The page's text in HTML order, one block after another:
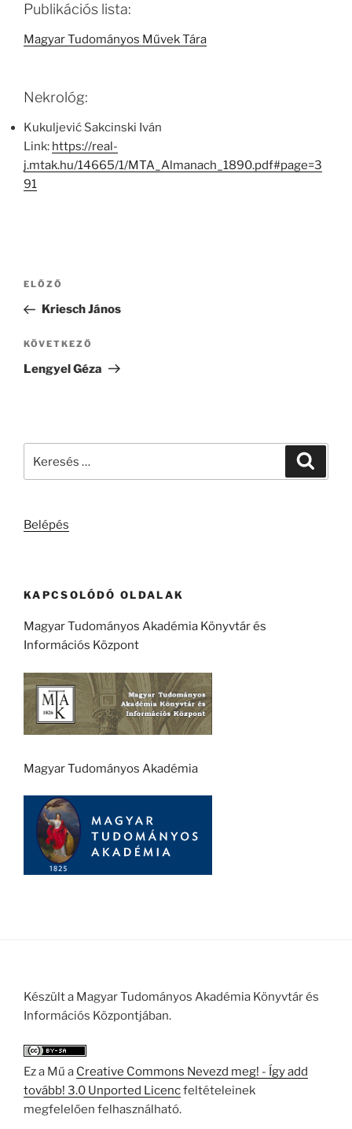
Publikációs lista:
Magyar Tudományos Művek Tára
Nekrológ:
Kukuljević Sakcinski Iván
Link: https://real-
j.mtak.hu/14665/1/MTA_Almanach_1890.pdf#page=3
91
Bejegyzés
Korábbi
bejegyzés
ELŐZŐ
Kriesch János
Következő
bejegyzés
KÖVETKEZŐ
Lengyel Géza
Belépés
KAPCSOLÓDÓ OLDALAK
Magyar Tudományos Akadémia Könyvtár és
Információs Központ
Magyar Tudományos Akadémia
Készült a Magyar Tudományos Akadémia Könyvtár és
Információs Központjában.
Ez a Mű a Creative Commons Nevezd meg! - Így add
tovább! 3.0 Unported Licencfeltételeinek
megfelelően felhasználható.